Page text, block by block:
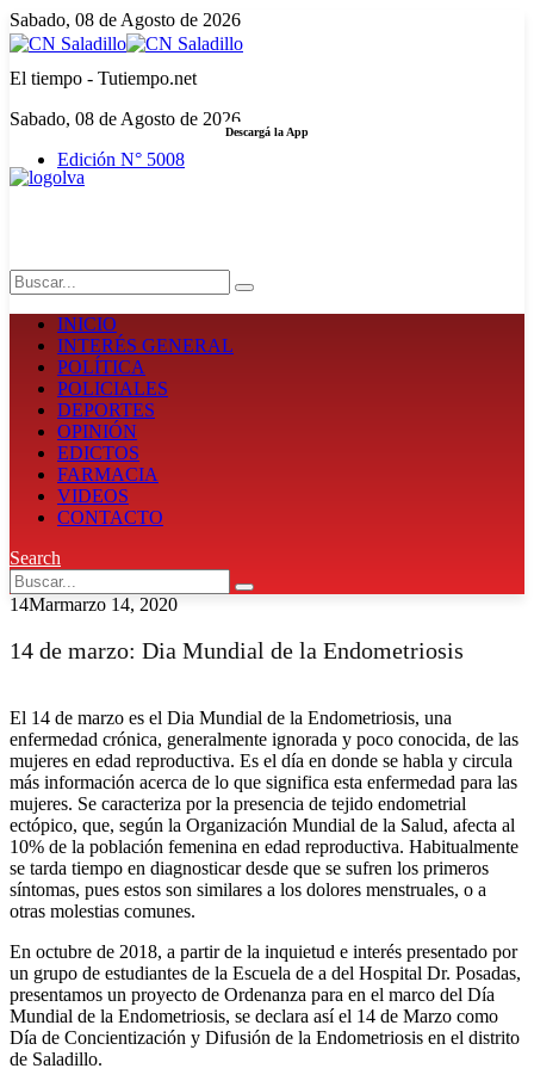
Sabado, 08 de Agosto de 2026
El tiempo - Tutiempo.net
Sabado, 08 de Agosto de 2026
Edición N° 5008
Descargá la App
INICIO
INTERÉS GENERAL
POLÍTICA
POLICIALES
DEPORTES
OPINIÓN
EDICTOS
FARMACIA
VIDEOS
CONTACTO
Search
14Marmarzo 14, 2020
14 de marzo: Dia Mundial de la Endometriosis
El 14 de marzo es el Dia Mundial de la Endometriosis, una
enfermedad crónica, generalmente ignorada y poco conocida, de las
mujeres en edad reproductiva. Es el día en donde se habla y circula
más información acerca de lo que significa esta enfermedad para las
mujeres. Se caracteriza por la presencia de tejido endometrial
ectópico, que, según la Organización Mundial de la Salud, afecta al
10% de la población femenina en edad reproductiva. Habitualmente
se tarda tiempo en diagnosticar desde que se sufren los primeros
síntomas, pues estos son similares a los dolores menstruales, o a
otras molestias comunes.
En octubre de 2018, a partir de la inquietud e interés presentado por
un grupo de estudiantes de la Escuela de a del Hospital Dr. Posadas,
presentamos un proyecto de Ordenanza para en el marco del Día
Mundial de la Endometriosis, se declara así el 14 de Marzo como
Día de Concientización y Difusión de la Endometriosis en el distrito
de Saladillo.